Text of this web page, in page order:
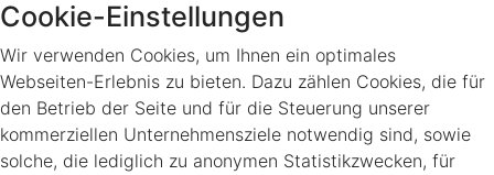
Cookie-Einstellungen
Wir verwenden Cookies, um Ihnen ein optimales
Webseiten-Erlebnis zu bieten. Dazu zählen Cookies, die für
den Betrieb der Seite und für die Steuerung unserer
kommerziellen Unternehmensziele notwendig sind, sowie
solche, die lediglich zu anonymen Statistikzwecken, für